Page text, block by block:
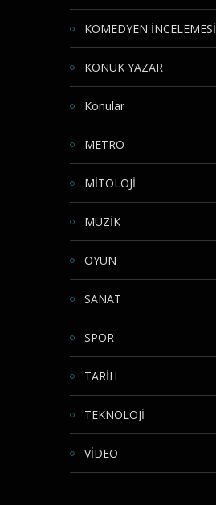
KOMEDYEN İNCELEMESİ
KONUK YAZAR
Konular
METRO
MİTOLOJİ
MÜZİK
OYUN
SANAT
SPOR
TARİH
TEKNOLOJİ
VİDEO